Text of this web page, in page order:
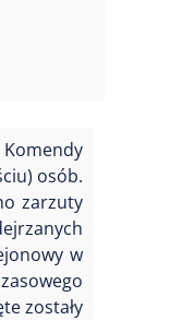
osób.
zarzuty
w
zostały